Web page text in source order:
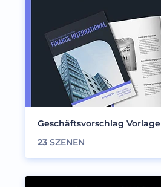
Geschäftsvorschlag Vorlage
23 SZENEN